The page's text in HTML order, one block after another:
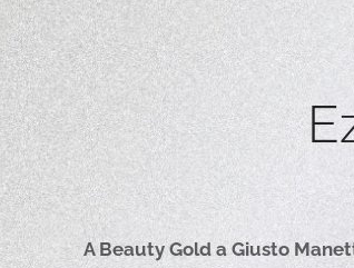
A Beauty Gold a Giusto